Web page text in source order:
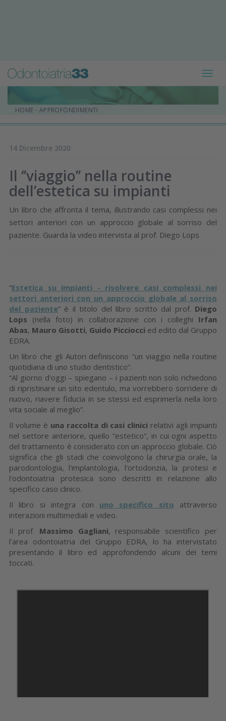
HOME - APPROFONDIMENTI
14 Dicembre 2020
Il ‘’viaggio’’ nella routine
dell’estetica su impianti
Un libro che affronta il tema, illustrando casi complessi nei
settori anteriori con un approccio globale al sorriso del
paziente. Guarda la video intervista al prof. Diego Lops
“Estetica su impianti - risolvere casi complessi nei
settori anteriori con un approccio globale al sorriso
del paziente” è il titolo del libro scritto dal prof. Diego
Lops (nella foto) in collaborazione con i colleghi Irfan
Abas, Mauro Gisotti, Guido Picciocci ed edito dal Gruppo
EDRA.
Un libro che gli Autori definiscono "un viaggio nella routine
quotidiana di uno studio dentistico”.
“Al giorno d'oggi – spiegano – i pazienti non solo richiedono
di ripristinare un sito edentulo, ma vorrebbero sorridere di
nuovo, riavere fiducia in se stessi ed esprimerla nella loro
vita sociale al meglio”.
Il volume è una raccolta di casi clinici relativi agli impianti
nel settore anteriore, quello “estetico”, in cui ogni aspetto
del trattamento è considerato con un approccio globale. Ciò
significa che gli stadi che coinvolgono la chirurgia orale, la
parodontologia, l'implantologia, l'ortodonzia, la protesi e
l'odontoiatria protesica sono descritti in relazione allo
specifico caso clinico.
Il libro si integra con uno specifico sito attraverso
interazioni multimediali e video.
Il prof. Massimo Gagliani, responsabile scientifico per
l’area odontoiatria del Gruppo EDRA, lo ha intervistato
presentando il libro ed approfondendo alcuni dei temi
toccati.